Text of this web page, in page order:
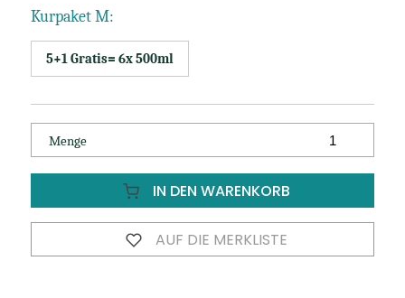
Kurpaket M:
5+1 Gratis= 6x 500ml
Menge
IN DEN WARENKORB
AUF DIE MERKLISTE